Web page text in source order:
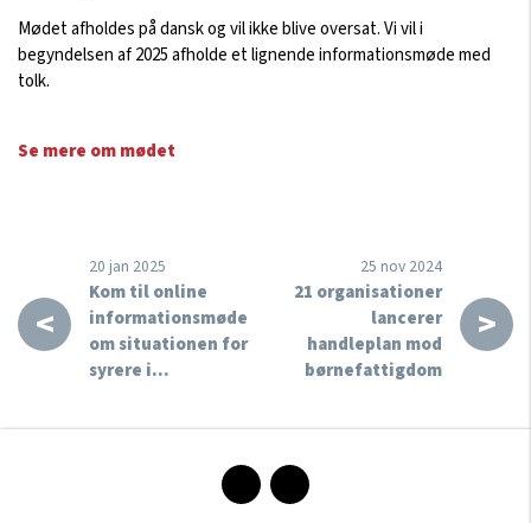
Mødet afholdes på dansk og vil ikke blive oversat. Vi vil i
begyndelsen af 2025 afholde et lignende informationsmøde med
tolk.
Se mere om mødet
<
20 jan 2025
Kom til online
informationsmøde
om situationen for
syrere i…
>
25 nov 2024
21 organisationer
lancerer
handleplan mod
børnefattigdom